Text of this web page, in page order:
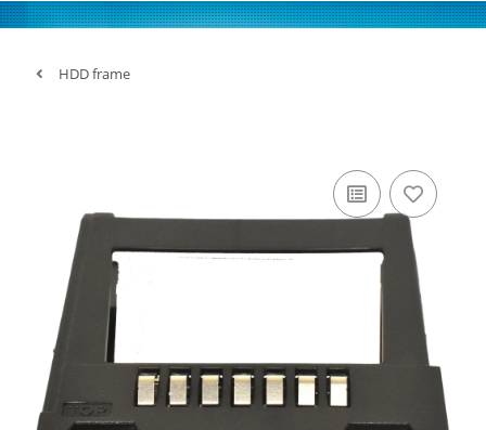
HDD frame